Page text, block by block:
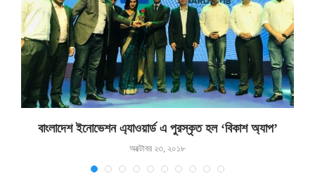
বাংলাদেশ ইনোভেশন এ্যাওয়ার্ড এ পুরস্কৃত হল ‘বিকাশ অ্যাপ’
অক্টোবর ২৩, ২০১৮